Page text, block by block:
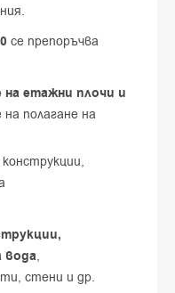
се препоръчва
на етажни плочи и
на полагане на
конструкции,
вода,
стени и др.